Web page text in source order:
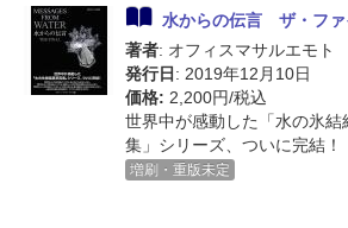
水からの伝言 ザ・ファ
著者: オフィスマサルエモト
発行日 : 2019年12月10日
価格: 2,200円/税込
世界中が感動した「水の氷結
集」シリーズ、ついに完結！
増刷・重版未定